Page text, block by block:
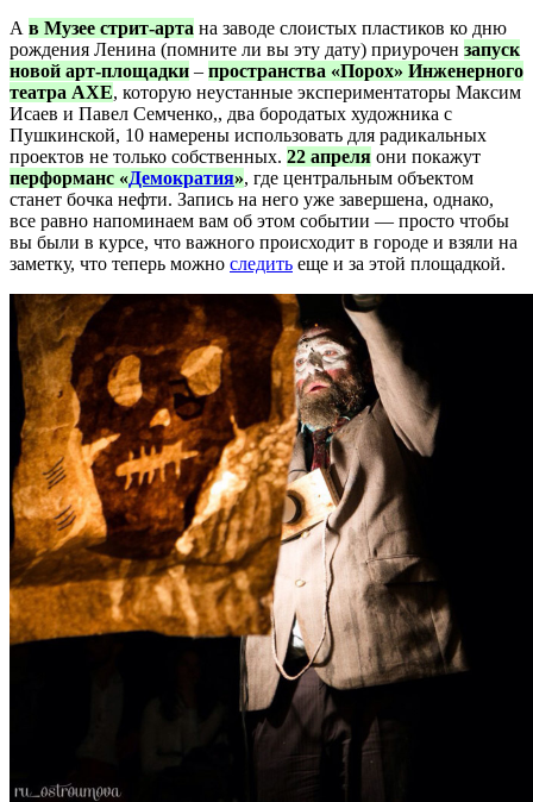
А в Музее стрит-арта на заводе слоистых пластиков ко дню
рождения Ленина (помните ли вы эту дату) приурочен запуск
новой арт-площадки – пространства «Порох» Инженерного
театра АХЕ, которую неустанные экспериментаторы Максим
Исаев и Павел Семченко,, два бородатых художника с
Пушкинской, 10 намерены использовать для радикальных
проектов не только собственных. 22 апреля они покажут
перформанс «Демократия», где центральным объектом
станет бочка нефти. Запись на него уже завершена, однако,
все равно напоминаем вам об этом событии — просто чтобы
вы были в курсе, что важного происходит в городе и взяли на
заметку, что теперь можно следить еще и за этой площадкой.